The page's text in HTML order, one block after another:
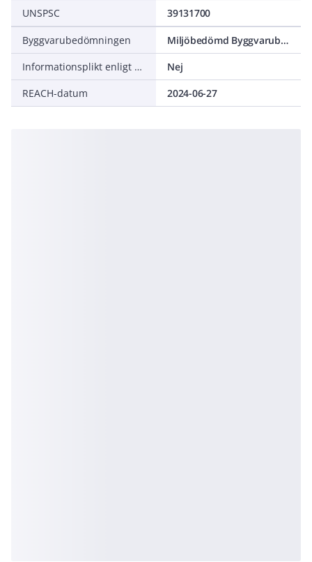
UNSPSC
39131700
Byggvarubedömningen
Miljöbedömd Byggvarubedömning Accepteras
Informationsplikt enligt REACH
Nej
REACH-datum
2024-06-27